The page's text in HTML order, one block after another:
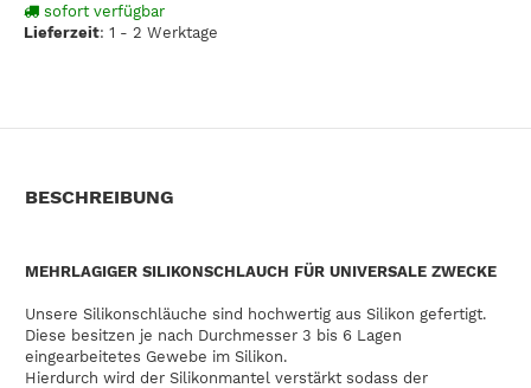
sofort verfügbar
Lieferzeit: 1 - 2 Werktage
BESCHREIBUNG
MEHRLAGIGER SILIKONSCHLAUCH FÜR UNIVERSALE ZWECKE
Unsere Silikonschläuche sind hochwertig aus Silikon gefertigt.
Diese besitzen je nach Durchmesser 3 bis 6 Lagen
eingearbeitetes Gewebe im Silikon.
Hierdurch wird der Silikonmantel verstärkt sodass der